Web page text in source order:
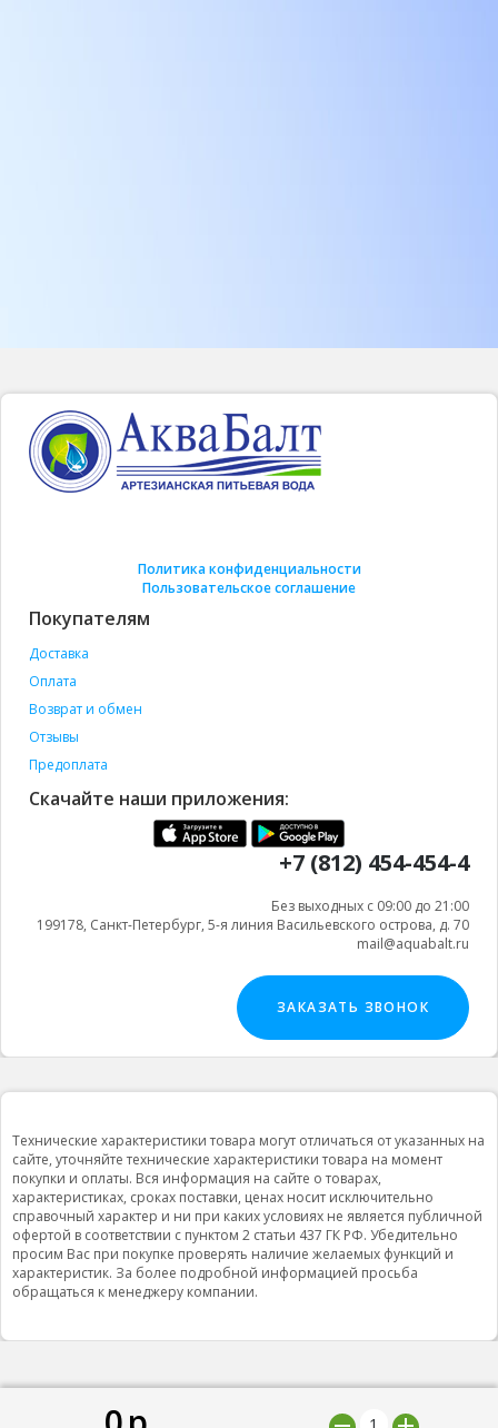
Политика конфиденциальности
Пользовательское соглашение
Покупателям
Доставка
Оплата
Возврат и обмен
Отзывы
Предоплата
Скачайте наши приложения:
+7 (812) 454-454-4
Без выходных с 09:00 до 21:00
199178, Санкт-Петербург, 5-я линия Васильевского острова, д. 70
mail@aquabalt.ru
ЗАКАЗАТЬ ЗВОНОК
Технические характеристики товара могут отличаться от указанных на
сайте, уточняйте технические характеристики товара на момент
покупки и оплаты. Вся информация на сайте о товарах,
характеристиках, сроках поставки, ценах носит исключительно
справочный характер и ни при каких условиях не является публичной
офертой в соответствии с пунктом 2 статьи 437 ГК РФ. Убедительно
просим Вас при покупке проверять наличие желаемых функций и
характеристик. За более подробной информацией просьба
обращаться к менеджеру компании.